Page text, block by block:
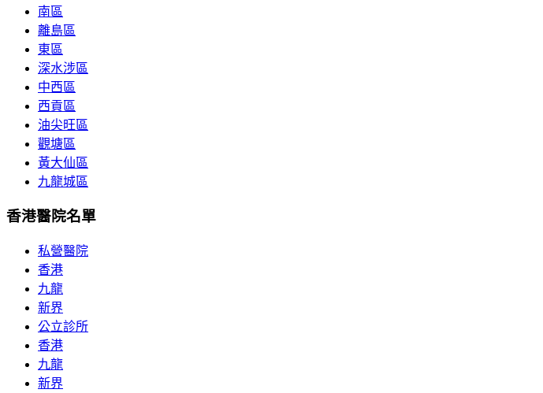
南區
離島區
東區
深水涉區
中西區
西貢區
油尖旺區
觀塘區
黃大仙區
九龍城區
香港醫院名單
私營醫院
香港
九龍
新界
公立診所
香港
九龍
新界